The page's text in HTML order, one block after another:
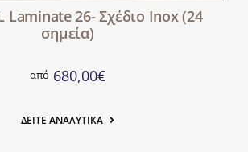
Laminate 26- Σχέδιο Inox (24
σημεία)
από 680,00€
ΔΕΊΤΕ ΑΝΑΛΥΤΙΚΆ